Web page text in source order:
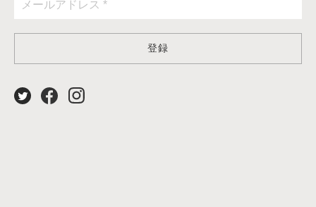
登録